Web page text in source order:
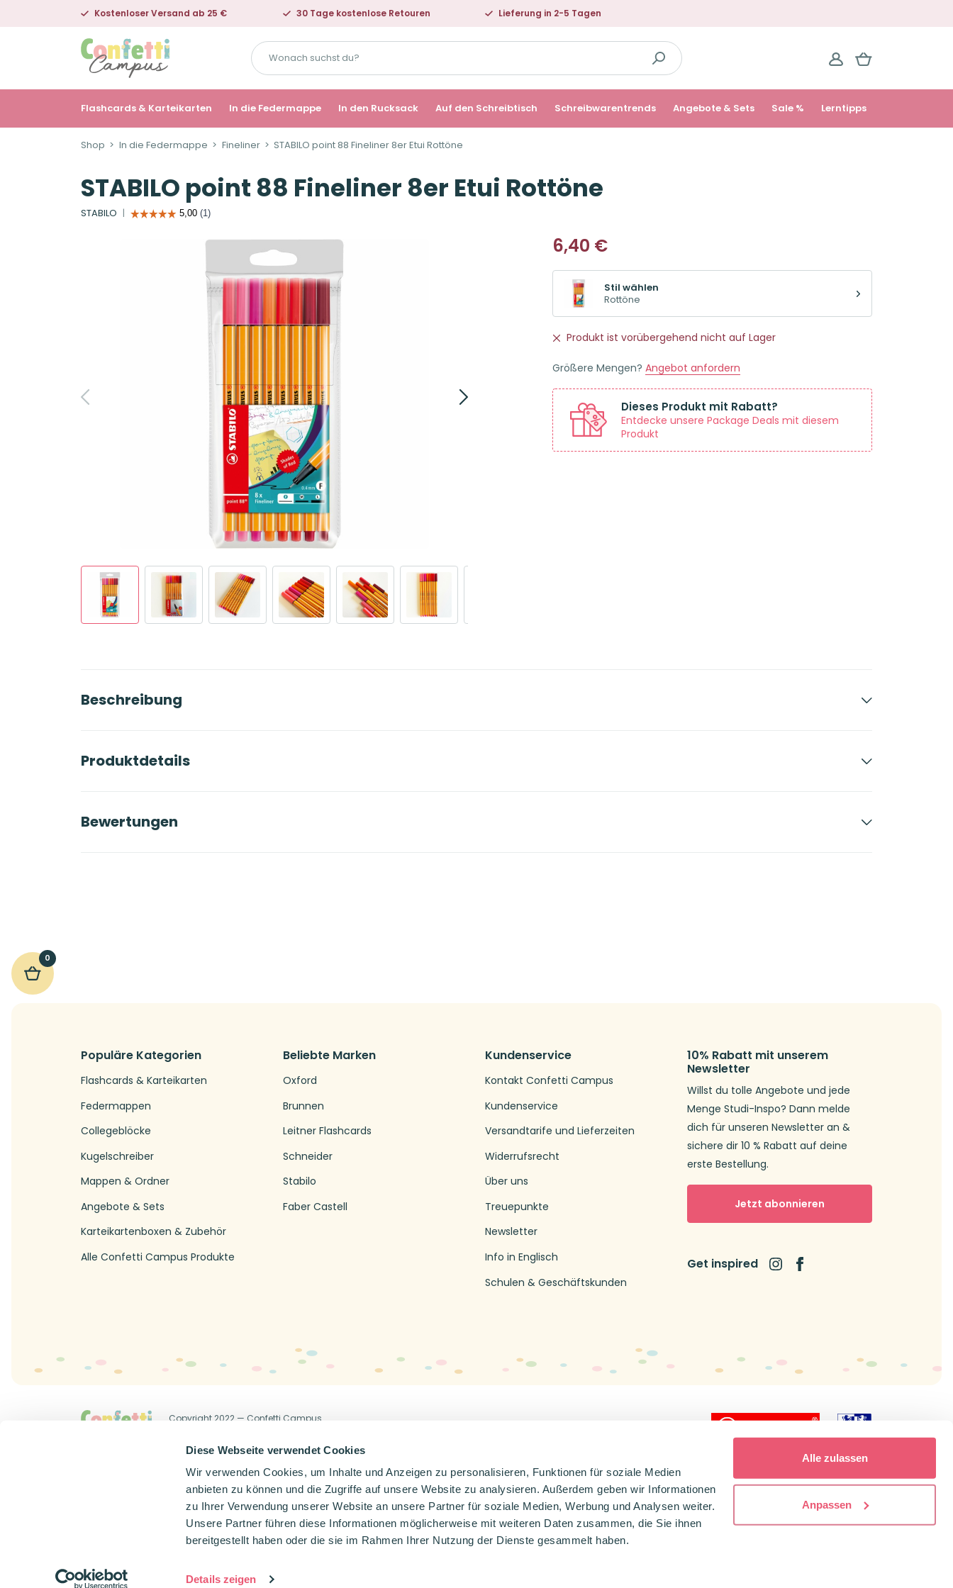
Diese Webseite verwendet Cookies
Wir verwenden Cookies, um Inhalte und Anzeigen zu personalisieren, Funktionen für soziale Medien
anbieten zu können und die Zugriffe auf unsere Website zu analysieren. Außerdem geben wir Informationen
zu Ihrer Verwendung unserer Website an unsere Partner für soziale Medien, Werbung und Analysen weiter.
Unsere Partner führen diese Informationen möglicherweise mit weiteren Daten zusammen, die Sie ihnen
bereitgestellt haben oder die sie im Rahmen Ihrer Nutzung der Dienste gesammelt haben.
Details zeigen
Alle zulassen
Anpassen
Kostenloser Versand ab 25 € 30 Tage kostenlose Retouren Lieferung in 2-5 Tagen
Wonach
suchst
du?
Flashcards & Karteikarten In die Federmappe In den Rucksack Auf den Schreibtisch Schreibwarentrends Angebote & Sets Sale % Lerntipps
Shop In die Federmappe Fineliner STABILO point 88 Fineliner 8er Etui Rottöne
STABILO point 88 Fineliner 8er Etui Rottöne
STABILO
6,40 €
Stil wählen
Rottöne
Produkt ist vorübergehend nicht auf Lager
Größere Mengen? Angebot anfordern
Dieses Produkt mit Rabatt?
Entdecke unsere Package Deals mit diesem
Produkt
Beschreibung
Produktdetails
Bewertungen
0
Populäre Kategorien
Flashcards & Karteikarten
Federmappen
Collegeblöcke
Kugelschreiber
Mappen & Ordner
Angebote & Sets
Karteikartenboxen & Zubehör
Alle Confetti Campus Produkte
Beliebte Marken
Oxford
Brunnen
Leitner Flashcards
Schneider
Stabilo
Faber Castell
Kundenservice
Kontakt Confetti Campus
Kundenservice
Versandtarife und Lieferzeiten
Widerrufsrecht
Über uns
Treuepunkte
Newsletter
Info in Englisch
Schulen & Geschäftskunden
10% Rabatt mit unserem
Newsletter
Willst du tolle Angebote und jede
Menge Studi-Inspo? Dann melde
dich für unseren Newsletter an &
sichere dir 10 % Rabatt auf deine
erste Bestellung.
Jetzt abonnieren
Get inspired
Copyright 2022 — Confetti Campus